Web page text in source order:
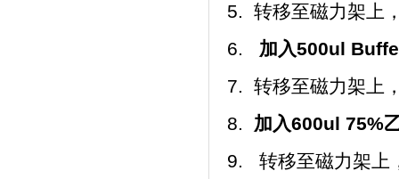
5. 转移至磁力架上
6. 加入500ul
7. 转移至磁力架上
8. 加入600ul 75%
9. 转移至磁力架上